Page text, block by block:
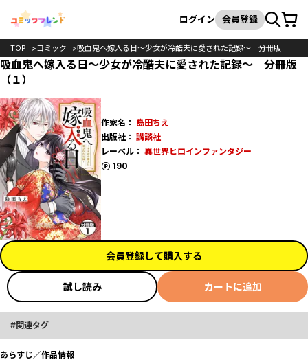
検索
ログイン 会員登録カート
TOP コミック 吸血鬼へ嫁入る日～少女が冷酷夫に愛された記録～ 分冊版
吸血鬼へ嫁入る日～少女が冷酷夫に愛された記録～ 分冊版
（１）
作家名： 島田ちえ
出版社： 講談社
レーベル： 異世界ヒロインファンタジー
190
ポイント
会員登録して購入する
試し読み カートに追加
関連タグ
あらすじ／作品情報